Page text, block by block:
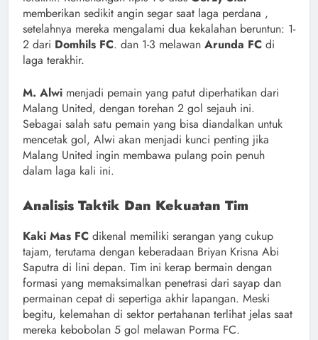
memberikan sedikit angin segar saat laga perdana ,
setelahnya mereka mengalami dua kekalahan beruntun: 1-
2 dari Domhils FC. dan 1-3 melawan Arunda FC di
laga terakhir.
M. Alwi menjadi pemain yang patut diperhatikan dari
Malang United, dengan torehan 2 gol sejauh ini.
Sebagai salah satu pemain yang bisa diandalkan untuk
mencetak gol, Alwi akan menjadi kunci penting jika
Malang United ingin membawa pulang poin penuh
dalam laga kali ini.
Analisis Taktik Dan Kekuatan Tim
Kaki Mas FC dikenal memiliki serangan yang cukup
tajam, terutama dengan keberadaan Briyan Krisna Abi
Saputra di lini depan. Tim ini kerap bermain dengan
formasi yang memaksimalkan penetrasi dari sayap dan
permainan cepat di sepertiga akhir lapangan. Meski
begitu, kelemahan di sektor pertahanan terlihat jelas saat
mereka kebobolan 5 gol melawan Porma FC.